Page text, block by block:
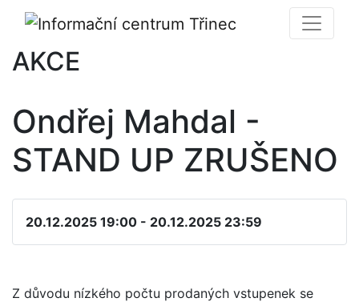
AKCE
Ondřej Mahdal -
STAND UP ZRUŠENO
20.12.2025 19:00 - 20.12.2025 23:59
Z důvodu nízkého počtu prodaných vstupenek se